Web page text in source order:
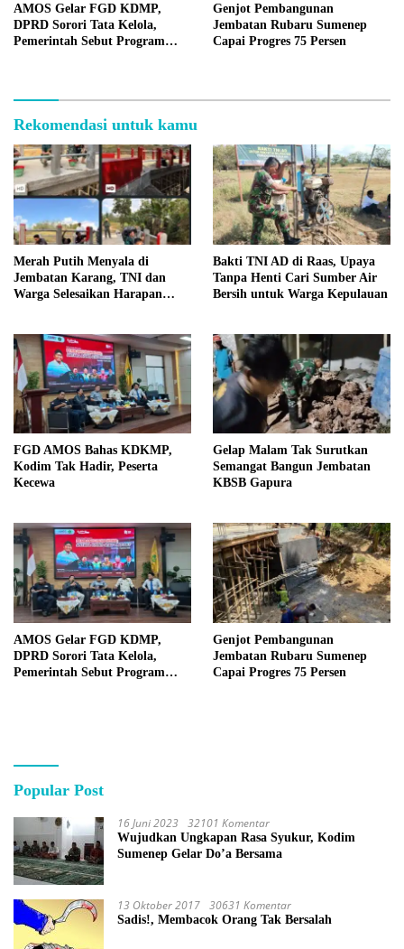
AMOS Gelar FGD KDMP,
DPRD Sorori Tata Kelola,
Pemerintah Sebut Program
Genjot Pembangunan
Jembatan Rubaru Sumenep
Capai Progres 75 Persen
Rekomendasi untuk kamu
Merah Putih Menyala di
Jembatan Karang, TNI dan
Warga Selesaikan Harapan
Bakti TNI AD di Raas, Upaya
Tanpa Henti Cari Sumber Air
Bersih untuk Warga Kepulauan
FGD AMOS Bahas KDKMP,
Kodim Tak Hadir, Peserta
Kecewa
Gelap Malam Tak Surutkan
Semangat Bangun Jembatan
KBSB Gapura
AMOS Gelar FGD KDMP,
DPRD Sorori Tata Kelola,
Pemerintah Sebut Program
Genjot Pembangunan
Jembatan Rubaru Sumenep
Capai Progres 75 Persen
Popular Post
16 Juni 2023 32101 Komentar
Wujudkan Ungkapan Rasa Syukur, Kodim
Sumenep Gelar Do’a Bersama
13 Oktober 2017 30631 Komentar
Sadis!, Membacok Orang Tak Bersalah